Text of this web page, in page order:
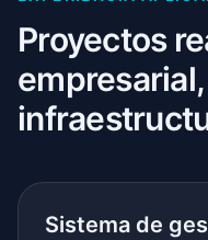
Proyectos
Sistema de